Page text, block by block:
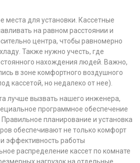
места для установки. Кассетные
на равном расстоянии и
центра, чтобы равномерно
Также нужно учесть, где
нахождения людей. Важно,
в зоне комфортного воздушного
кассетой, но недалеко от нее).
лучше вызвать нашего инженера,
программное обеспечение
планирование и установка
обеспечивают не только комфорт
эффективность работы
распределение кассет по комнате